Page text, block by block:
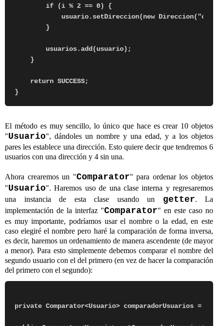
        if (i % 2 == 0) {
usuario.setDireccion(new
        }
        usuarios.add(usuario);
    }
    return SUCCESS;
El método es muy sencillo, lo único que hace es crear 10 objetos
"Usuario", dándoles un nombre y una edad, y a los objetos
pares les establece una dirección. Esto quiere decir que tendremos 6
usuarios con una dirección y 4 sin una.
Ahora crearemos un "Comparator" para ordenar los objetos
"Usuario". Haremos uso de una clase interna y regresaremos
una instancia de esta clase usando un getter. La
implementación de la interfaz "Comparator" en este caso no
es muy importante, podríamos usar el nombre o la edad, en este
caso elegiré el nombre pero haré la comparación de forma inversa,
es decir, haremos un ordenamiento de manera ascendente (de mayor
a menor). Para esto simplemente debemos comparar el nombre del
segundo usuario con el del primero (en vez de hacer la comparación
del primero con el segundo):
private Comparator<Usuario> comparadorUsuarios =